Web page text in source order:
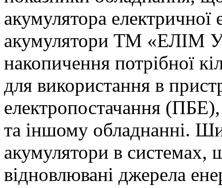
акумулятора електричної
акумулятори ТМ «ЕЛІМ
накопичення потрібної
для використання в
електропостачання
та іншому обладнанні.
акумулятори в системах,
відновлювані джерела